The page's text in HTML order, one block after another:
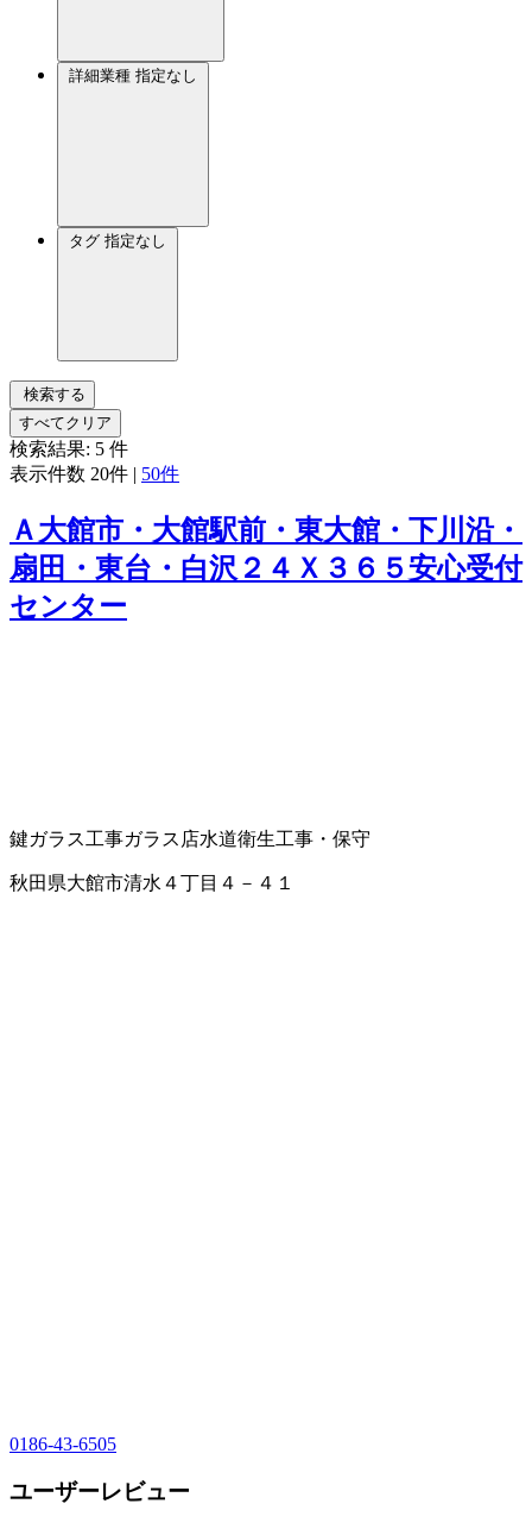
詳細業種 指定なし
タグ 指定なし
検索する
すべてクリア
検索結果: 5 件
表示件数 20件 | 50件
Ａ大館市・大館駅前・東大館・下川沿・
扇田・東台・白沢２４Ｘ３６５安心受付
センター
鍵ガラス工事ガラス店水道衛生工事・保守
秋田県大館市清水４丁目４－４１
0186-43-6505
ユーザーレビュー